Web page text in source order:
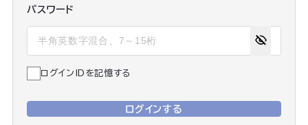
パスワード
ログインIDを記憶する
ログインする